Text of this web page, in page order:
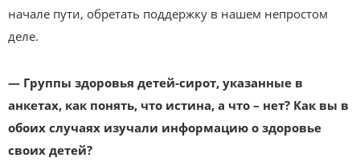
начале пути, обретать поддержку в нашем непростом
деле.
— Группы здоровья детей-сирот, указанные в
анкетах, как понять, что истина, а что – нет? Как вы в
обоих случаях изучали информацию о здоровье
своих детей?